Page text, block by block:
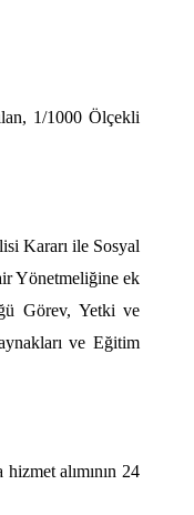
1/1000 Ölçekli
Kararı ile Sosyal
Yönetmeliğine ek
Görev, Yetki ve
ve Eğitim
alımının 24